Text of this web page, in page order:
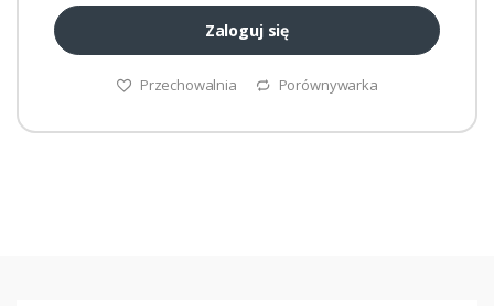
Zaloguj się
Przechowalnia Porównywarka